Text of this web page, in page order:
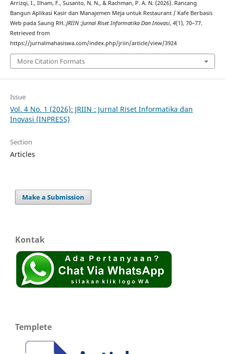
Arrizqi, I., Ilham, F., Susanto, N. N., & Rachman, P. A. N. (2026). Rancang
Bangun Aplikasi Kasir dan Manajemen Meja untuk Restaurant / Kafe Berbasis
Web pada Saung RH. JRIIN :Jurnal Riset Informatika Dan Inovasi, 4(1), 70–77.
Retrieved from
https://jurnalmahasiswa.com/index.php/jriin/article/view/3924
More Citation Formats
Issue
Vol. 4 No. 1 (2026): JRIIN : Jurnal Riset Informatika dan
Inovasi (INPRESS)
Section
Articles
Make a Submission
Kontak
Templete